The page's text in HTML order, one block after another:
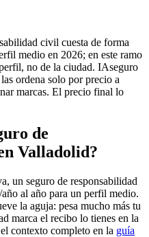
civil cuesta de forma
medio en 2026; en este ramo
no de la ciudad. IAseguro
ordena solo por precio a
marcas. El precio final lo
de
Valladolid?
un seguro de responsabilidad
al año para un perfil medio.
la aguja: pesa mucho más tu
marca el recibo lo tienes en la
contexto completo en la guía